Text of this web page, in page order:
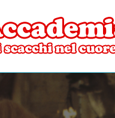
di Milano